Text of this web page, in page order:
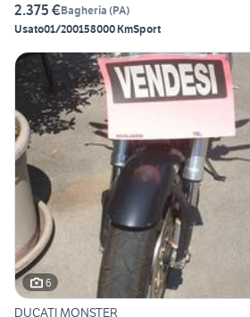
2.375 €Bagheria (PA)
Usato01/200158000 KmSport
6
DUCATI MONSTER